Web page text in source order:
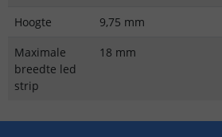
Hoogte
9,75 mm
Maximale
breedte led
strip
18 mm